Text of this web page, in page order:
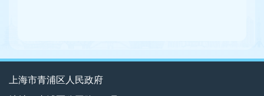
上海市青浦区人民政府